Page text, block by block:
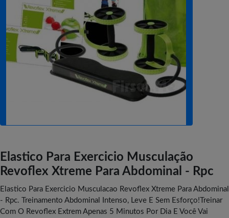
Elastico Para Exercicio Musculação
Revoflex Xtreme Para Abdominal - Rpc
Elastico Para Exercicio Musculacao Revoflex Xtreme Para Abdominal
- Rpc. Treinamento Abdominal Intenso, Leve E Sem Esforço!Treinar
Com O Revoflex Extrem Apenas 5 Minutos Por Dia E Você Vai